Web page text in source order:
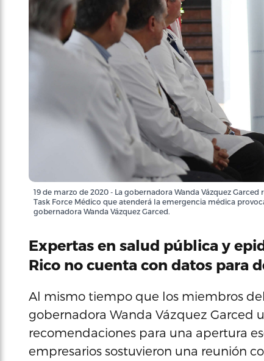
19 de marzo de 2020 - La gobernadora Wanda Vázquez
Task Force Médico que atenderá la emergencia médica
gobernadora Wanda Vázquez Garced.
Expertas en salud pública y
Rico no cuenta con datos para
Al mismo tiempo que los miembros
gobernadora Wanda Vázquez Garced
recomendaciones para una apertura
empresarios sostuvieron una reunión